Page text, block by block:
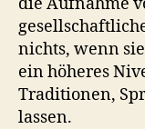
nichts, wenn
ein höheres
Traditionen,
lassen.